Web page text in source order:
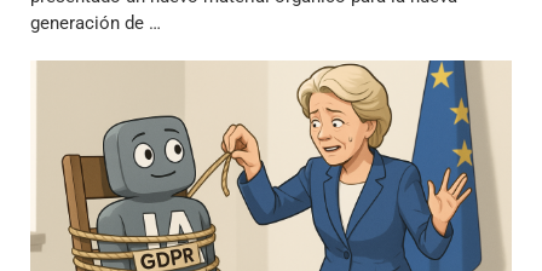
generación de …